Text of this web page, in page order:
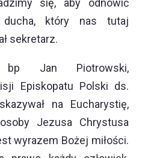
się, aby odnowić
ducha, który nas tutaj
sekretarz.
bp Jan Piotrowski,
Episkopatu Polski ds.
na Eucharystię,
Jezusa Chrystusa
wyrazem Bożej miłości.